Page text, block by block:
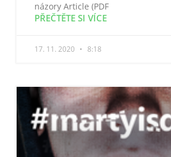
názory Article (PDF
PŘEČTĚTE SI VÍCE
17. 11. 2020 8:18